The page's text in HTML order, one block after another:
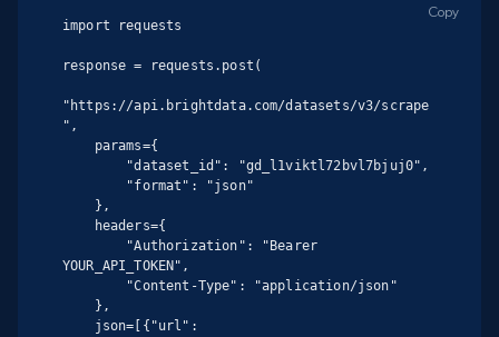
import requests
response = requests.post(
"https://api.brightdata.com/datasets/v3/scrape
",
YOUR_API_TOKEN",
Copy